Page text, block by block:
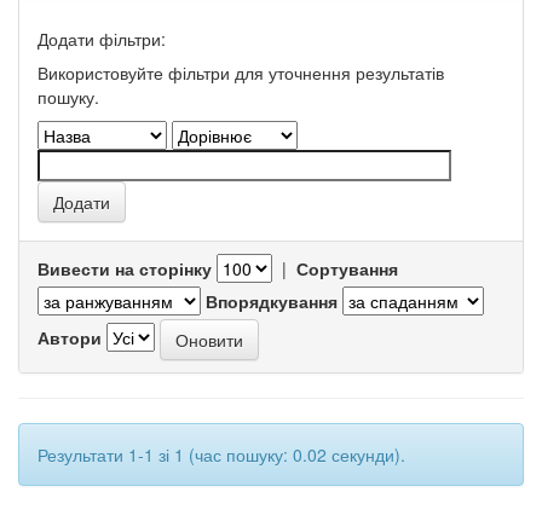
Додати фільтри:
Використовуйте фільтри для уточнення результатів
пошуку.
Вивести на сторінку | Сортування
Впорядкування
Автори
Результати 1-1 зі 1 (час пошуку: 0.02 секунди).